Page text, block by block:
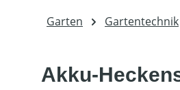
Garten Gartentechnik
Akku-